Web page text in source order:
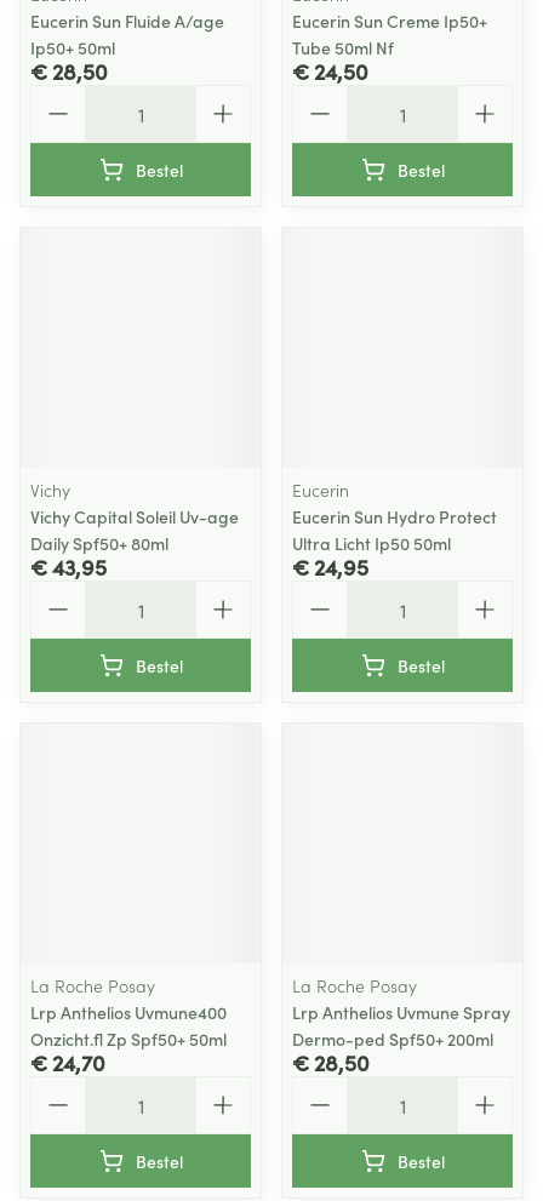
Eucerin Sun Fluide A/age
Ip50+ 50ml
€ 28,50
Bestel
Eucerin Sun Creme Ip50+
Tube 50ml Nf
€ 24,50
Bestel
Vichy
Vichy Capital Soleil Uv-age
Daily Spf50+ 80ml
€ 43,95
Bestel
Eucerin
Eucerin Sun Hydro Protect
Ultra Licht Ip50 50ml
€ 24,95
Bestel
La Roche Posay
Lrp Anthelios Uvmune400
Onzicht.fl Zp Spf50+ 50ml
€ 24,70
Bestel
La Roche Posay
Lrp Anthelios Uvmune Spray
Dermo-ped Spf50+ 200ml
€ 28,50
Bestel